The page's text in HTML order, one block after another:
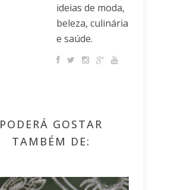
ideias de moda,
beleza, culinária
e saúde.
PODERÁ GOSTAR
TAMBÉM DE: